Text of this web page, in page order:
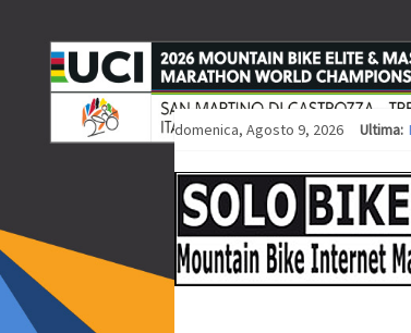
domenica, Agosto 9, 2026 Ultima: